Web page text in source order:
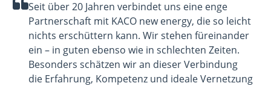
Seit über 20 Jahren verbindet uns eine enge
Partnerschaft mit KACO new energy, die so leicht
nichts erschüttern kann. Wir stehen füreinander
ein – in guten ebenso wie in schlechten Zeiten.
Besonders schätzen wir an dieser Verbindung
die Erfahrung, Kompetenz und ideale Vernetzung